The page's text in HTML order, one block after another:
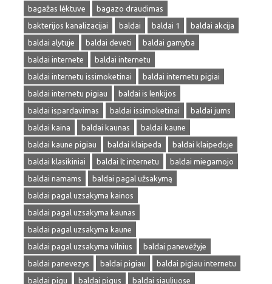
bagažas lėktuve
bagazo draudimas
bakterijos kanalizacijai
baldai baldai 1
baldai akcija
baldai alytuje
baldai deveti
baldai gamyba
baldai internete
baldai internetu
baldai internetu issimoketinai
baldai internetu pigiai
baldai internetu pigiau
baldai is lenkijos
baldai ispardavimas
baldai issimoketinai
baldai jums
baldai kaina
baldai kaunas
baldai kaune
baldai kaune pigiau
baldai klaipeda
baldai klaipedoje
baldai klasikiniai
baldai lt internetu
baldai miegamojo
baldai namams
baldai pagal užsakymą
baldai pagal uzsakyma kainos
baldai pagal uzsakyma kaunas
baldai pagal uzsakyma kaune
baldai pagal uzsakyma vilnius
baldai panevėžyje
baldai panevezys
baldai pigiau
baldai pigiau internetu
baldai pigu
baldai pigus baldai siauliuose